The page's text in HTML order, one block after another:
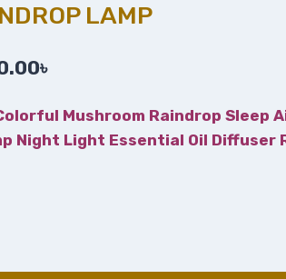
LAMP
৳
Mushroom Raindrop Sleep
Night Light Essential Oil Diffuser